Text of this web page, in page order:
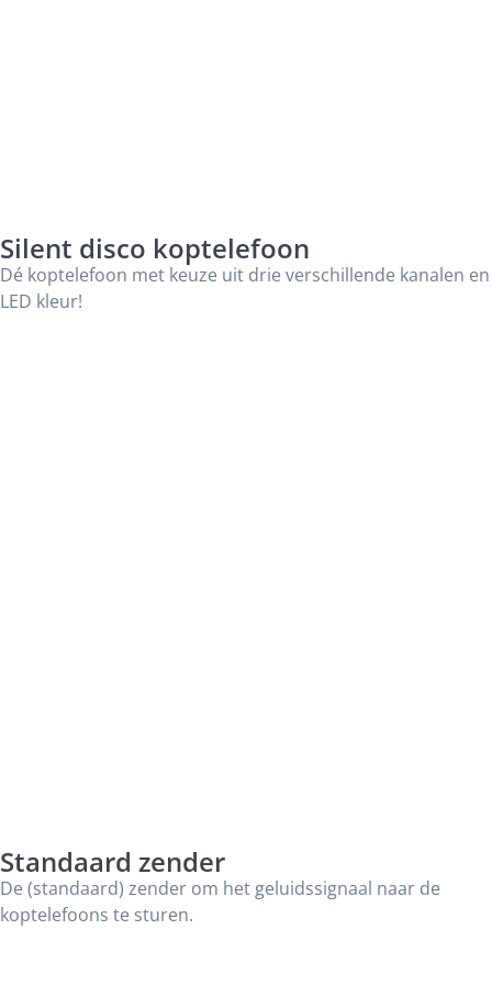
Silent disco koptelefoon
Dé koptelefoon met keuze uit drie verschillende kanalen en
LED kleur!
Standaard zender
De (standaard) zender om het geluidssignaal naar de
koptelefoons te sturen.